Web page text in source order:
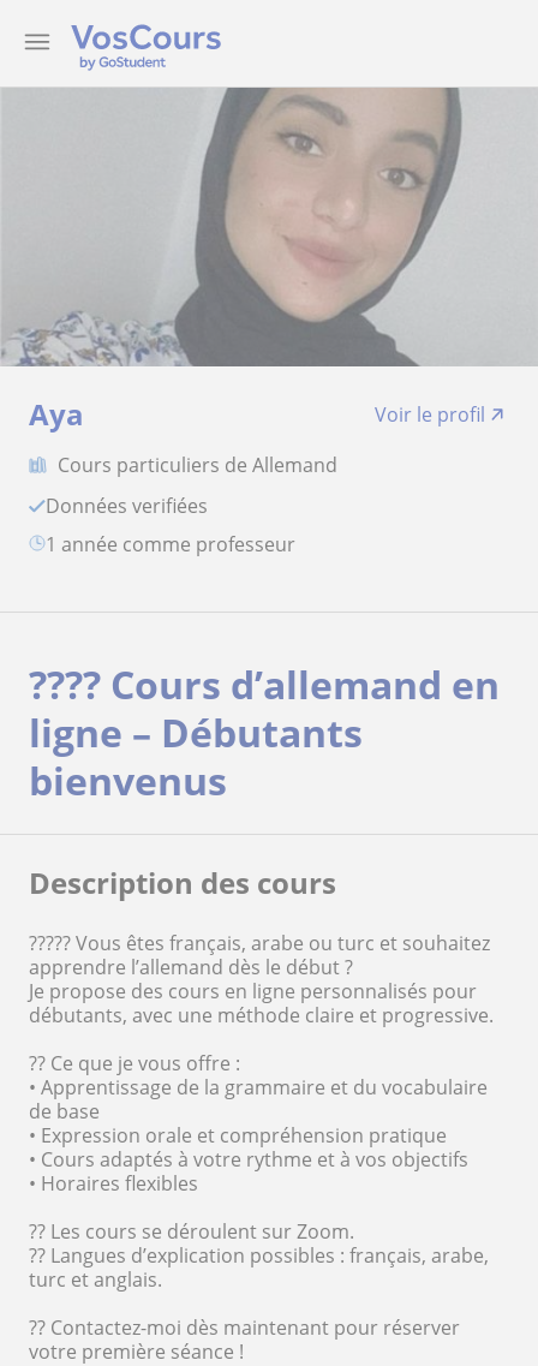
Aya
Voir le profil
Cours particuliers de Allemand
Données verifiées
1 année comme professeur
???? Cours d’allemand en
ligne – Débutants
bienvenus
Description des cours
????? Vous êtes français, arabe ou turc et souhaitez
apprendre l’allemand dès le début ?
Je propose des cours en ligne personnalisés pour
débutants, avec une méthode claire et progressive.
?? Ce que je vous offre :
• Apprentissage de la grammaire et du vocabulaire
de base
• Expression orale et compréhension pratique
• Cours adaptés à votre rythme et à vos objectifs
• Horaires flexibles
?? Les cours se déroulent sur Zoom.
?? Langues d’explication possibles : français, arabe,
turc et anglais.
?? Contactez-moi dès maintenant pour réserver
votre première séance !